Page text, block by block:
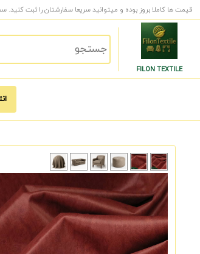
قیمت ها کاملا بروز بوده و میتوانید سریعا سفارشتان را ثبت کنید. سفارشات حداکثر ظرف 24 الی
FILON TEXTILE